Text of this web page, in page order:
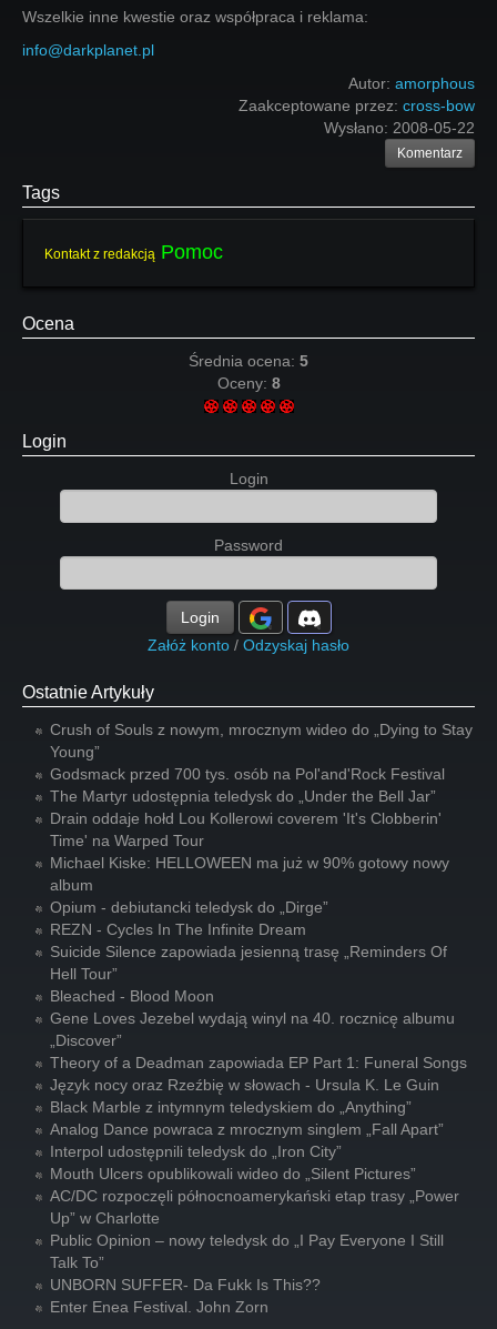
Wszelkie inne kwestie oraz współpraca i reklama:
info@darkplanet.pl
Autor: amorphous
Zaakceptowane przez: cross-bow
Wysłano: 2008-05-22
Komentarz
Tags
Kontakt z redakcją Pomoc
Ocena
Średnia ocena: 5
Oceny: 8
Login
Login
Password
Login
Załóż konto / Odzyskaj hasło
Ostatnie Artykuły
Crush of Souls z nowym, mrocznym wideo do „Dying to Stay
Young”
Godsmack przed 700 tys. osób na Pol'and'Rock Festival
The Martyr udostępnia teledysk do „Under the Bell Jar”
Drain oddaje hołd Lou Kollerowi coverem 'It's Clobberin'
Time' na Warped Tour
Michael Kiske: HELLOWEEN ma już w 90% gotowy nowy
album
Opium - debiutancki teledysk do „Dirge”
REZN - Cycles In The Infinite Dream
Suicide Silence zapowiada jesienną trasę „Reminders Of
Hell Tour”
Bleached - Blood Moon
Gene Loves Jezebel wydają winyl na 40. rocznicę albumu
„Discover”
Theory of a Deadman zapowiada EP Part 1: Funeral Songs
Język nocy oraz Rzeźbię w słowach - Ursula K. Le Guin
Black Marble z intymnym teledyskiem do „Anything”
Analog Dance powraca z mrocznym singlem „Fall Apart”
Interpol udostępnili teledysk do „Iron City”
Mouth Ulcers opublikowali wideo do „Silent Pictures”
AC/DC rozpoczęli północnoamerykański etap trasy „Power
Up” w Charlotte
Public Opinion – nowy teledysk do „I Pay Everyone I Still
Talk To”
UNBORN SUFFER- Da Fukk Is This??
Enter Enea Festival. John Zorn